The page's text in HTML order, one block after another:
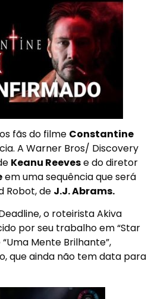
fãs do filme Constantine
A Warner Bros/ Discovery
Keanu Reevese do diretor
em uma sequência que será
Robot, de J.J. Abrams.
o roteirista Akiva
por seu trabalho em “Star
“Uma Mente Brilhante”,
que ainda não tem data para